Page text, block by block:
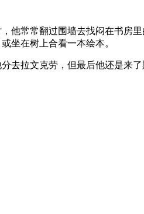
他常常翻过围墙去找闷在书
坐在树上合看一本绘本。
去拉文克劳，但最后他还是来